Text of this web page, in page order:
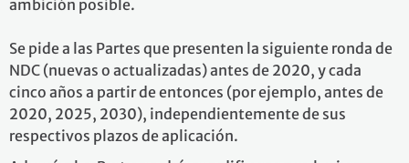
ambición posible.
Se pide a las Partes que presenten la siguiente ronda de
NDC (nuevas o actualizadas) antes de 2020, y cada
cinco años a partir de entonces (por ejemplo, antes de
2020, 2025, 2030), independientemente de sus
respectivos plazos de aplicación.